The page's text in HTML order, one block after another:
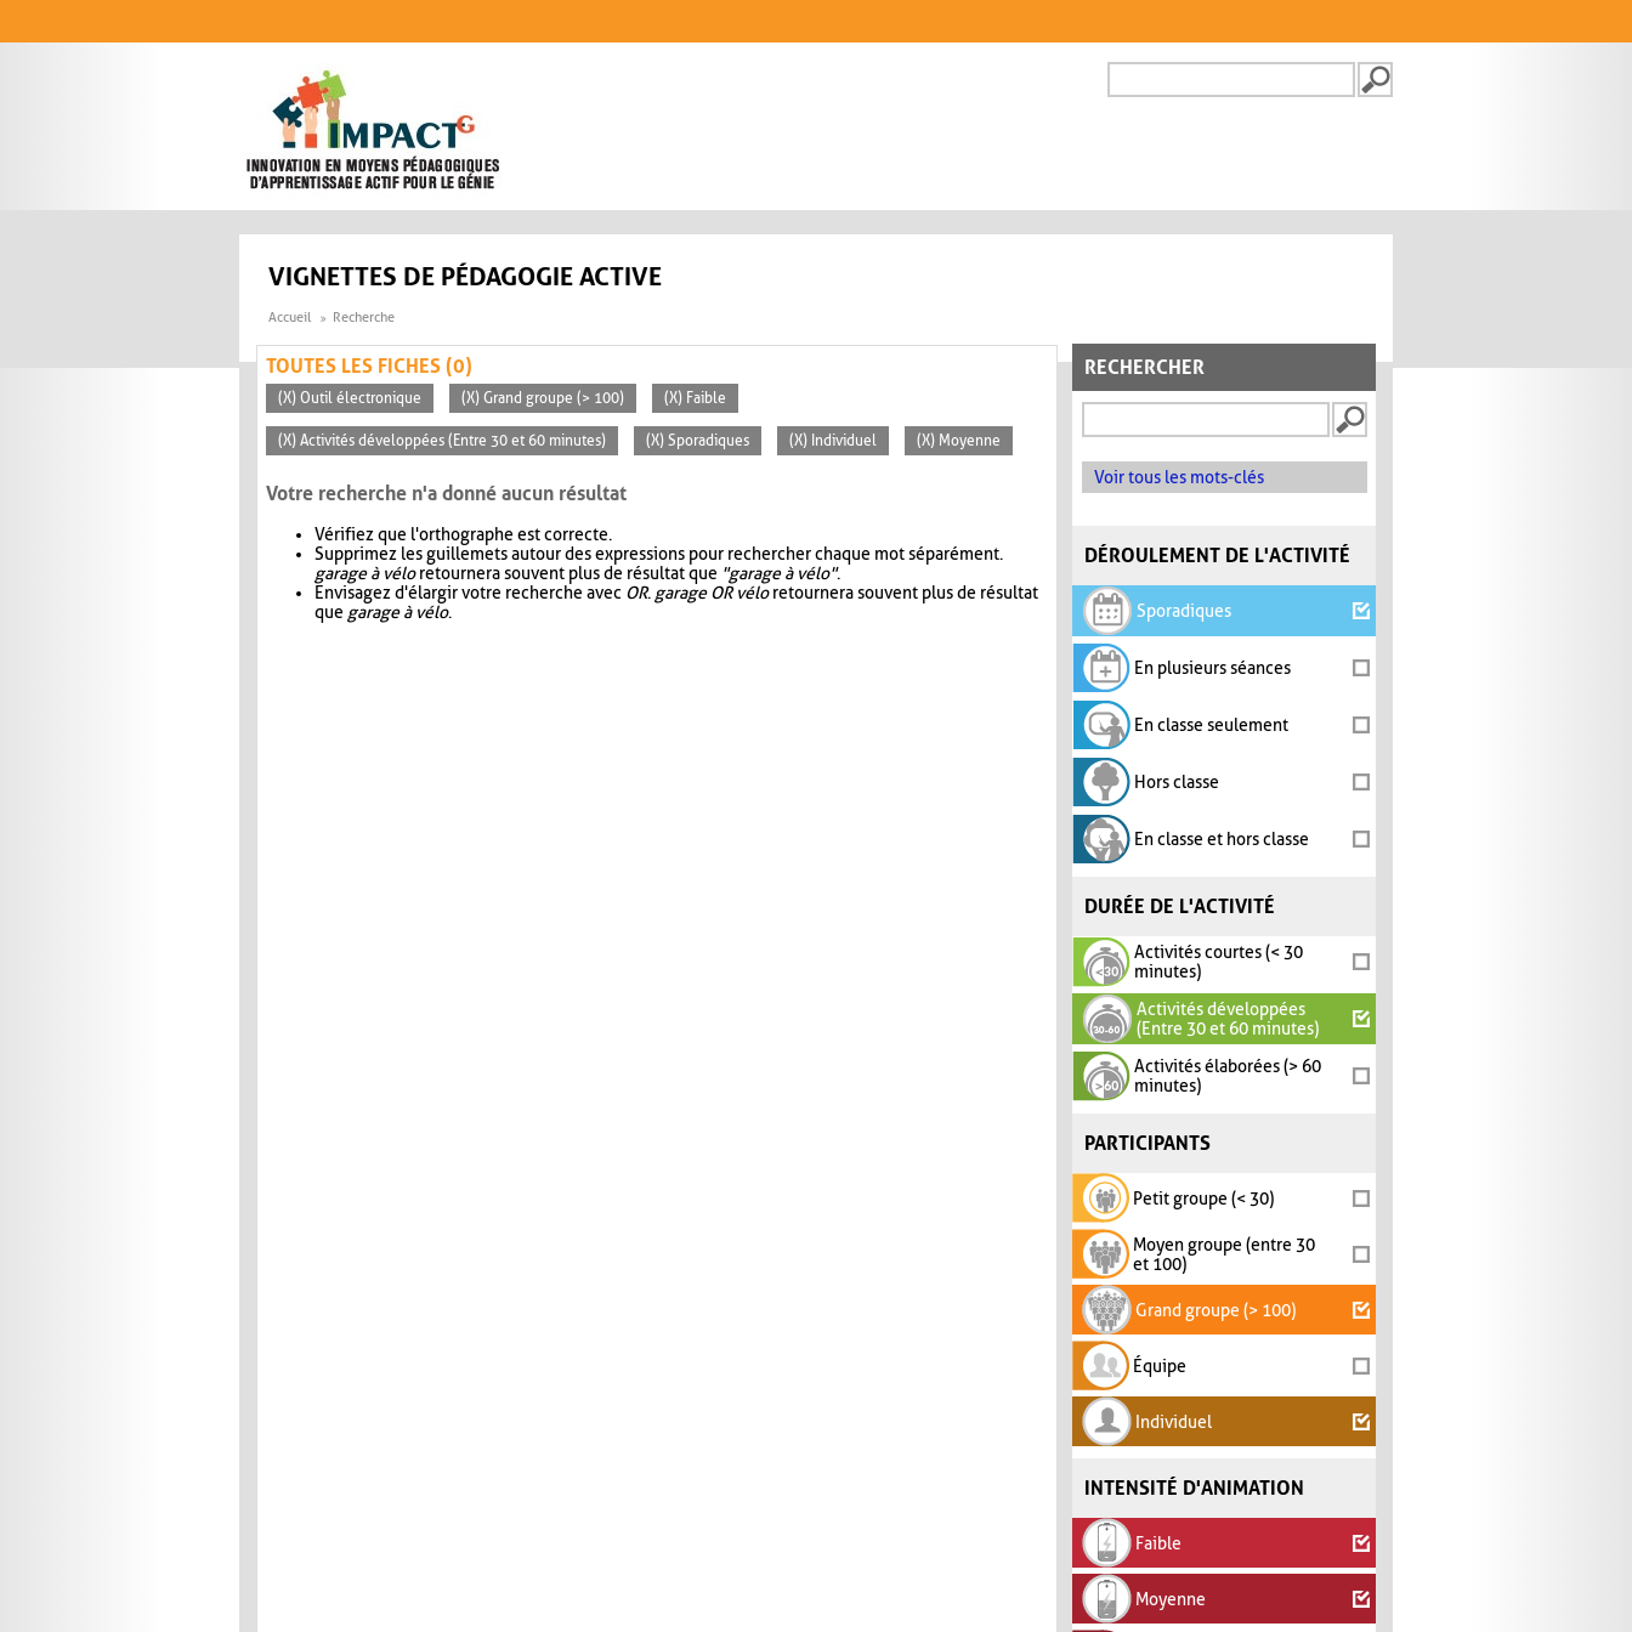
FORMULAIRE DE
VIGNETTES DE PÉDAGOGIE ACTIVE
Accueil Recherche
RECHERCHER
Voir tous les mots-clés
DÉROULEMENT DE L'ACTIVITÉ
Sporadiques
En plusieurs séances
En classe seulement
Hors classe
En classe et hors classe
DURÉE DE L'ACTIVITÉ
Activités courtes (< 30
minutes)
Activités développées
(Entre 30 et 60 minutes)
Activités élaborées (> 60
minutes)
PARTICIPANTS
Petit groupe (< 30)
Moyen groupe (entre 30
et 100)
Grand groupe (> 100)
Équipe
Individuel
INTENSITÉ D'ANIMATION
Faible
Moyenne
TOUTES LES FICHES (0)
(X) Outil électronique (X) Grand groupe (> 100) (X) Faible
(X) Activités développées (Entre 30 et 60 minutes) (X) Sporadiques (X) Individuel (X) Moyenne
Votre recherche n'a donné aucun résultat
Vérifiez que l'orthographe est correcte.
Supprimez les guillemets autour des expressions pour rechercher chaque mot séparément.
garage à véloretournera souvent plus de résultat que "garage à vélo".
Envisagez d'élargir votre recherche avec OR. garage OR véloretournera souvent plus de résultat
que garage à vélo.